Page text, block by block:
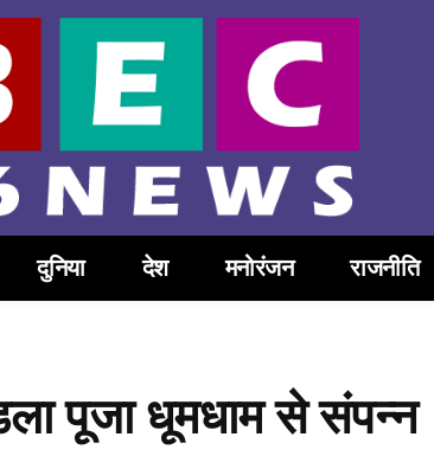
दुनिया देश मनोरंजन राजनीति
पूजा धूमधाम से संपन्न